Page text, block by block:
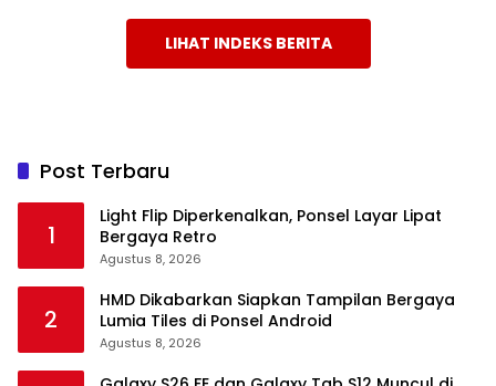
LIHAT INDEKS BERITA
Post Terbaru
1
Light Flip Diperkenalkan, Ponsel Layar Lipat
Bergaya Retro
Agustus 8, 2026
2
HMD Dikabarkan Siapkan Tampilan Bergaya
Lumia Tiles di Ponsel Android
Agustus 8, 2026